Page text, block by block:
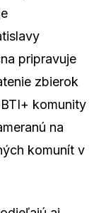
pripravuje
zbierok
komunity
na
komunít v